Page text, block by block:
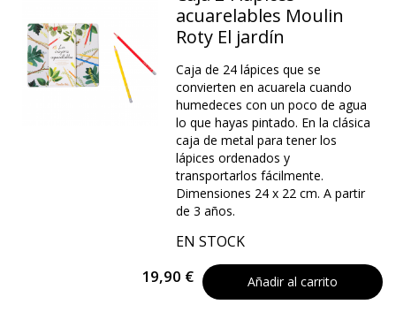
acuarelables Moulin
Roty El jardín
Caja de 24 lápices que se
convierten en acuarela cuando
humedeces con un poco de agua
lo que hayas pintado. En la clásica
caja de metal para tener los
lápices ordenados y
transportarlos fácilmente.
Dimensiones 24 x 22 cm. A partir
de 3 años.
EN STOCK
19,90 € Añadir al carrito